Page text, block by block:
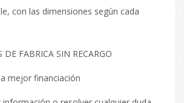
con las dimensiones según cada
DE FABRICA SIN RECARGO
mejor financiación